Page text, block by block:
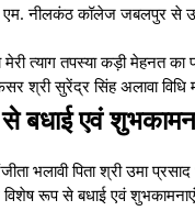
नीलकंठ कॉलेज जबलपुर से
मेरी त्याग तपस्या कड़ी
सुरेंद्र सिंह अलावा विधि
बधाई एवं
पिता श्री उमा प्रसाद
रूप से बधाई एवं